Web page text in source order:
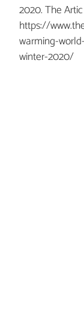
2020. The
https://
warming-
winter-2020/